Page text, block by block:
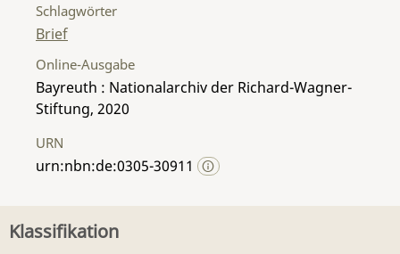
Schlagwörter
Brief
Online-Ausgabe
Bayreuth : Nationalarchiv der Richard-Wagner-
Stiftung, 2020
URN
urn:nbn:de:0305-30911
Klassifikation